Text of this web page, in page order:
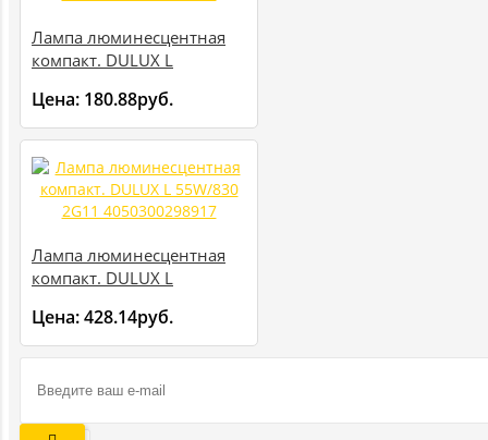
Лампа люминесцентная
компакт. DULUX L
4050300010786
Цена: 180.88руб.
Лампа люминесцентная
компакт. DULUX L
4050300298917
Цена:428.14руб.